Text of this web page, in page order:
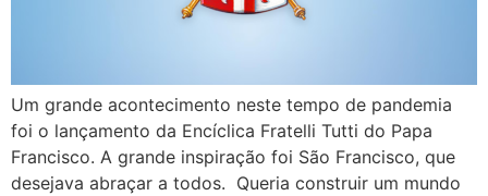
Um grande acontecimento neste tempo de pandemia
foi o lançamento da Encíclica Fratelli Tutti do Papa
Francisco. A grande inspiração foi São Francisco, que
desejava abraçar a todos. Queria construir um mundo